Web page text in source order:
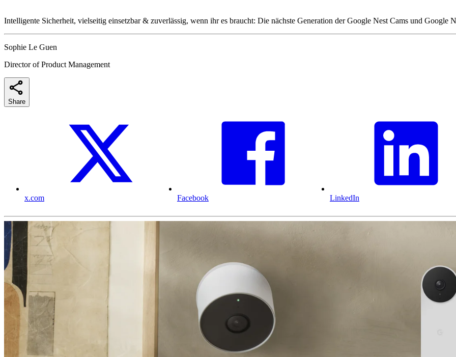
Intelligente Sicherheit, vielseitig einsetzbar & zuverlässig, wenn ihr es braucht: Die nächste Generation der Google Nest Cams und Google
Sophie Le Guen
Director of Product Management
Share
x.com Facebook LinkedIn